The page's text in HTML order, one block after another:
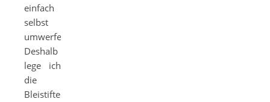
einfach
selbst
umwerfe.
Deshalb
lege ich
die
Bleistifte